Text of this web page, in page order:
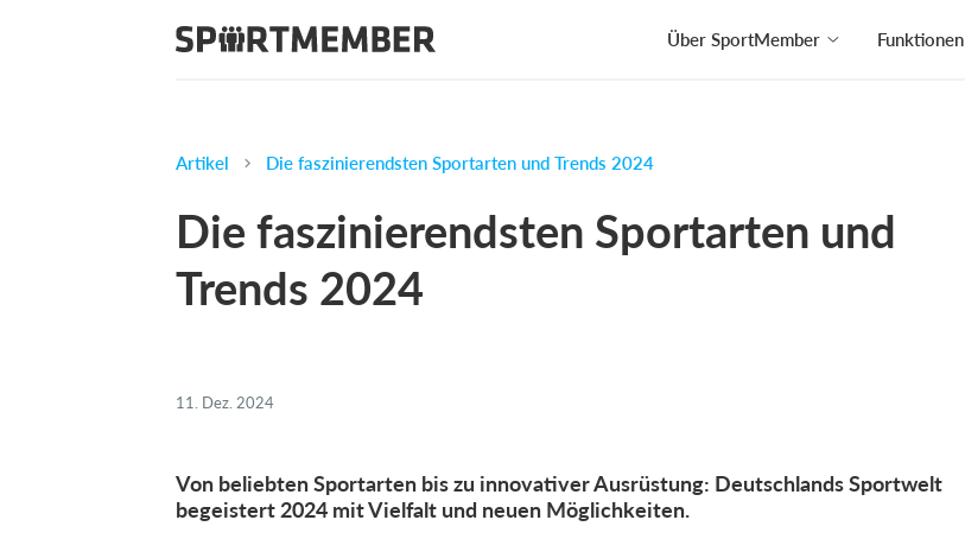
Über SportMember Funktionen
Artikel Die faszinierendsten Sportarten und Trends 2024
Die faszinierendsten Sportarten und
Trends 2024
11. Dez. 2024
Von beliebten Sportarten bis zu innovativer Ausrüstung: Deutschlands Sportwelt
begeistert 2024 mit Vielfalt und neuen Möglichkeiten.